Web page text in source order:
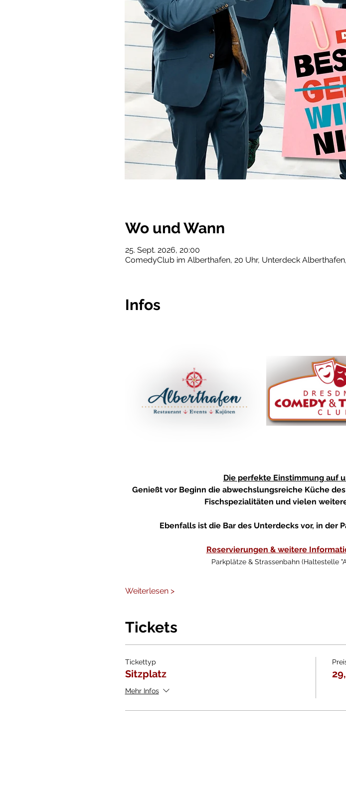
Wo und Wann
25. Sept. 2026, 20:00
ComedyClub im Alberthafen, 20 Uhr, Unterdeck
Infos
Die perfekte Einstimmung auf
Genießt vor Beginn die abwechslungsreiche Küche
Fischspezialitäten und vielen
Ebenfalls ist die Bar des Unterdecks vor, in der
Reservierungen & weitere
Parkplätze & Strassenbahn (Haltestelle
Weiterlesen >
Tickets
Tickettyp
Sitzplatz
Mehr Infos